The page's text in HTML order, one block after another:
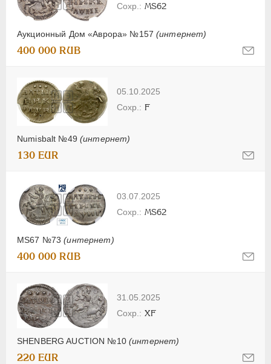
Аукционный Дом «Аврора» №157(интернет)
MS62
400 000 RUB
05.10.2025
Numisbalt №49 (интернет)
F
130 EUR
03.07.2025
MS67 №73(интернет)
MS62
400 000 RUB
31.05.2025
SHENBERG AUCTION №10 (интернет)
XF
220 EUR